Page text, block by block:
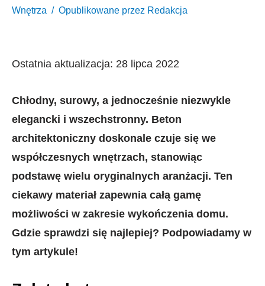
Wnętrza Opublikowane przez Redakcja
Ostatnia aktualizacja: 28 lipca 2022
Chłodny, surowy, a jednocześnie niezwykle
elegancki i wszechstronny. Beton
architektoniczny doskonale czuje się we
współczesnych wnętrzach, stanowiąc
podstawę wielu oryginalnych aranżacji. Ten
ciekawy materiał zapewnia całą gamę
możliwości w zakresie wykończenia domu.
Gdzie sprawdzi się najlepiej? Podpowiadamy w
tym artykule!